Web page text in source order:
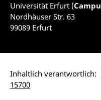
Universität Erfurt (
Nordhäuser Str. 63
99089 Erfurt
Inhaltlich verantwortlich:
15700